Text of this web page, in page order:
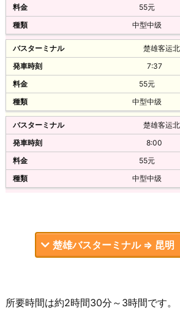
16:00
60元
云南旅游汽车
楚雄
16:30
双龙沃尔沃
60元
昆明站长途汽车
楚雄
40/36
昆明站长途汽
直快
元谋客运中心站
楚雄
13:40
元谋客运中心站
楚雄
14:10
元谋客运中心站
楚雄
14:40
元谋客运中心站
55元
中型中级
楚雄客运
7:37
55元
中型中级
楚雄客运
8:00
55元
中型中级
楚雄バスターミナル ⇒ 昆
所要時間は約2時間30分～3時間です。